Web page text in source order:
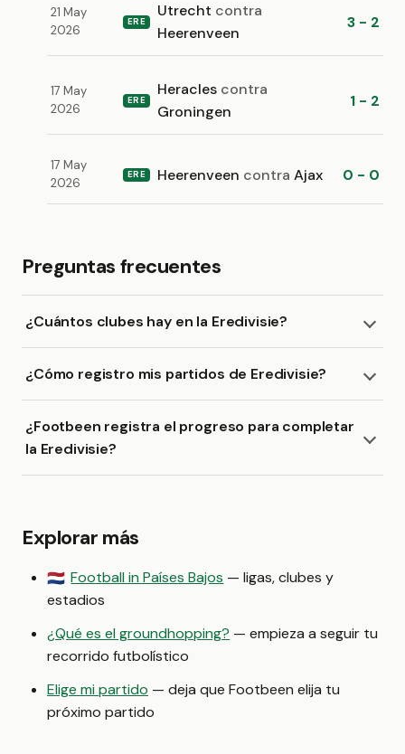
21 May
2026
ERE
Utrecht contra
Heerenveen
3 - 2
17 May
2026
ERE
Heracles contra
Groningen
1 - 2
17 May
2026
ERE Heerenveen contra Ajax 0 - 0
Preguntas frecuentes
¿Cuántos clubes hay en la Eredivisie?
¿Cómo registro mis partidos de Eredivisie?
¿Footbeen registra el progreso para completar
la Eredivisie?
Explorar más
🇳🇱 Football in Países Bajos — ligas, clubes y
estadios
¿Qué es el groundhopping? — empieza a seguir tu
recorrido futbolístico
Elige mi partido — deja que Footbeen elija tu
próximo partido